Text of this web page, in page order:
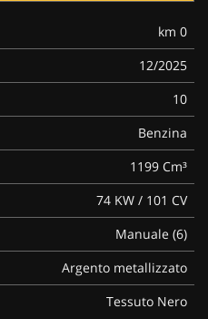
km 0
12/2025
10
Benzina
1199 Cm³
74 KW / 101 CV
Manuale (6)
Argento metallizzato
Tessuto Nero